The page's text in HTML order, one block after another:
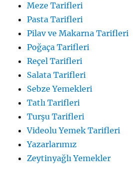
Meze Tarifleri
Pasta Tarifleri
Pilav ve Makarna Tarifleri
Poğaça Tarifleri
Reçel Tarifleri
Salata Tarifleri
Sebze Yemekleri
Tatlı Tarifleri
Turşu Tarifleri
Videolu Yemek Tarifleri
Yazarlarımız
Zeytinyağlı Yemekler